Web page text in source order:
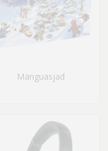
Mänguasjad